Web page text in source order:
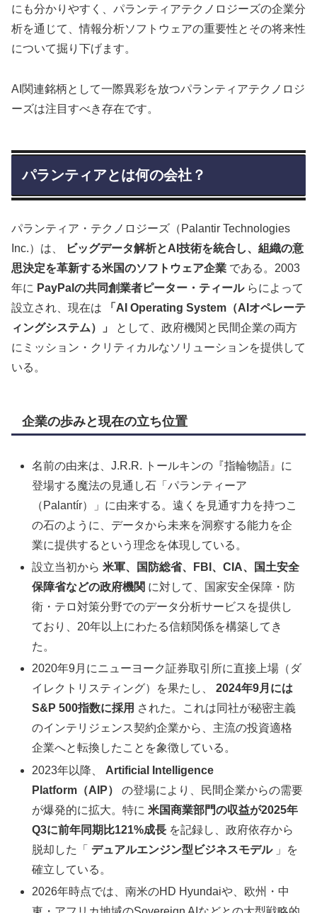
にも分かりやすく、パランティアテクノロジーズの企業分
析を通じて、情報分析ソフトウェアの重要性とその将来性
について掘り下げます。
AI関連銘柄として一際異彩を放つパランティアテクノロジ
ーズは注目すべき存在です。
パランティアとは何の会社？
パランティア・テクノロジーズ（Palantir Technologies
Inc.）は、
ビッグデータ解析とAI技術を統合し、組織の意
思決定を革新する米国のソフトウェア企業 である。2003
年に PayPalの共同創業者ピーター・ティールらによって
設立され、現在は
「AI Operating System（AIオペレーテ
ィングシステム）」
として、政府機関と民間企業の両方
にミッション・クリティカルなソリューションを提供して
いる。
企業の歩みと現在の立ち位置
名前の由来は、J.R.R. トールキンの『指輪物語』に
登場する魔法の見通し石「パランティーア
（Palantír）」に由来する。遠くを見通す力を持つこ
の石のように、データから未来を洞察する能力を企
業に提供するという理念を体現している。
設立当初から米軍、国防総省、FBI、CIA、国土安全
保障省などの政府機関 に対して、国家安全保障・防
衛・テロ対策分野でのデータ分析サービスを提供し
ており、20年以上にわたる信頼関係を構築してき
た。
2020年9月にニューヨーク証券取引所に直接上場（ダ
イレクトリスティング）を果たし、2024年9月には
S&P 500指数に採用 された。これは同社が秘密主義
のインテリジェンス契約企業から、主流の投資適格
企業へと転換したことを象徴している。
2023年以降、 Artificial Intelligence
Platform（AIP）
の登場により、民間企業からの需要
が爆発的に拡大。特に米国商業部門の収益が2025年
Q3に前年同期比121%成長 を記録し、政府依存から
脱却した「 デュアルエンジン型ビジネスモデル」を
確立している。
2026年時点では、南米のHD Hyundaiや、欧州・中